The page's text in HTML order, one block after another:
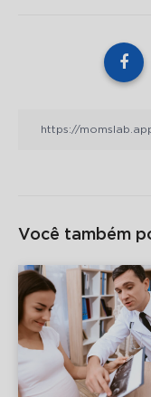
Você também